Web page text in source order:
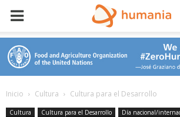
Inicio Cultura Cultura para el Desarrollo
Cultura Cultura para el Desarrollo Día nacional/